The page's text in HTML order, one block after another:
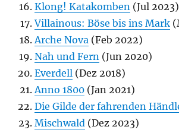
Klong! Katakomben (Jul 2023)
Villainous: Böse bis ins Mark
Arche Nova (Feb 2022)
Nah und Fern (Jun 2020)
Everdell (Dez 2018)
Anno 1800 (Jan 2021)
Die Gilde der fahrenden
Mischwald (Dez 2023)